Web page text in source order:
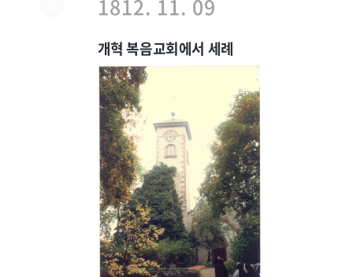
1812. 11. 09
개혁 복음교회에서 세례